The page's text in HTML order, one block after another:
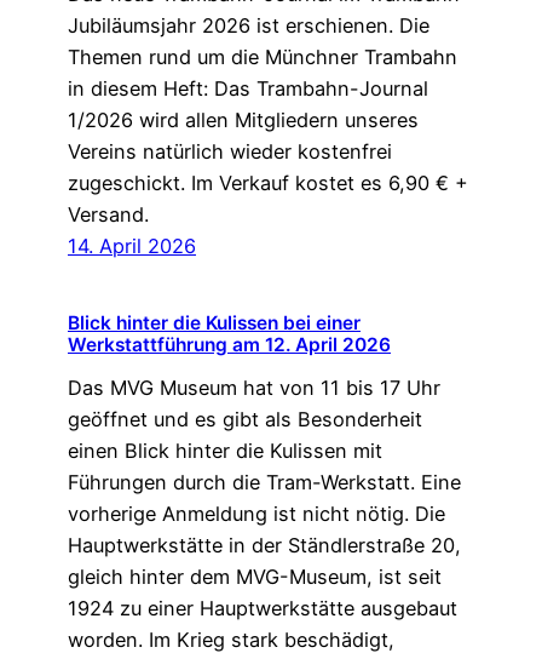
Jubiläumsjahr 2026 ist erschienen. Die
Themen rund um die Münchner Trambahn
in diesem Heft: Das Trambahn-Journal
1/2026 wird allen Mitgliedern unseres
Vereins natürlich wieder kostenfrei
zugeschickt. Im Verkauf kostet es 6,90 € +
Versand.
14. April 2026
Blick hinter die Kulissen bei einer
Werkstattführung am 12. April 2026
Das MVG Museum hat von 11 bis 17 Uhr
geöffnet und es gibt als Besonderheit
einen Blick hinter die Kulissen mit
Führungen durch die Tram-Werkstatt. Eine
vorherige Anmeldung ist nicht nötig. Die
Hauptwerkstätte in der Ständlerstraße 20,
gleich hinter dem MVG-Museum, ist seit
1924 zu einer Hauptwerkstätte ausgebaut
worden. Im Krieg stark beschädigt,